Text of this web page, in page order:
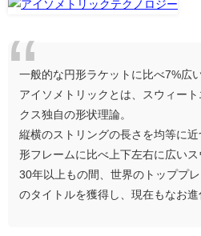
一般的な円形ラケットに比べ7%広
アイソメトリックとは、スウィー
クス独自の形状理論。
縦横のストリングの長さを均等に
形フレームに比べ上下左右に広いス
30年以上もの間、世界のトッププ
のタイトルを獲得し、現在もなお進